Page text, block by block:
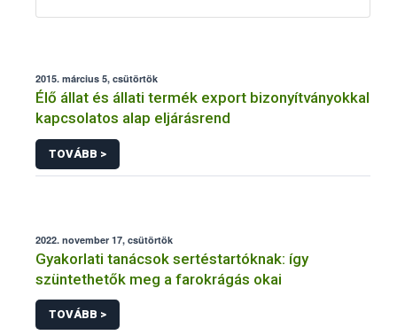
2015. március 5, csütörtök
Élő állat és állati termék export bizonyítványokkal
kapcsolatos alap eljárásrend
TOVÁBB >
2022. november 17, csütörtök
Gyakorlati tanácsok sertéstartóknak: így
szüntethetők meg a farokrágás okai
TOVÁBB >